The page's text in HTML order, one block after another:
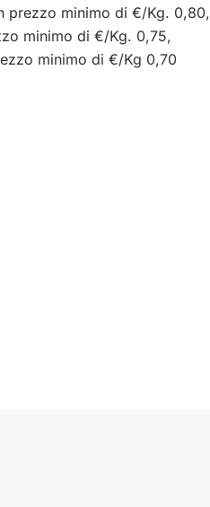
prezzo minimo di €/Kg. 0,80,
minimo di €/Kg. 0,75,
minimo di €/Kg 0,70